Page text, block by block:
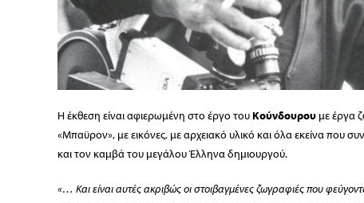
Η έκθεση είναι αφιερωμένη στο έργο του Κούνδουρου με έργα
«Μπαϋρον», με εικόνες, με αρχειακό υλικό και όλα εκείνα που
και τον καμβά του μεγάλου Έλληνα δημιουργού.
«… Και είναι αυτές ακριβώς οι στοιβαγμένες ζωγραφιές που